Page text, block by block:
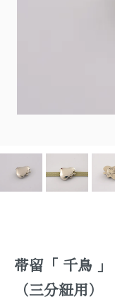
帯留「 千鳥 」
（三分紐用）